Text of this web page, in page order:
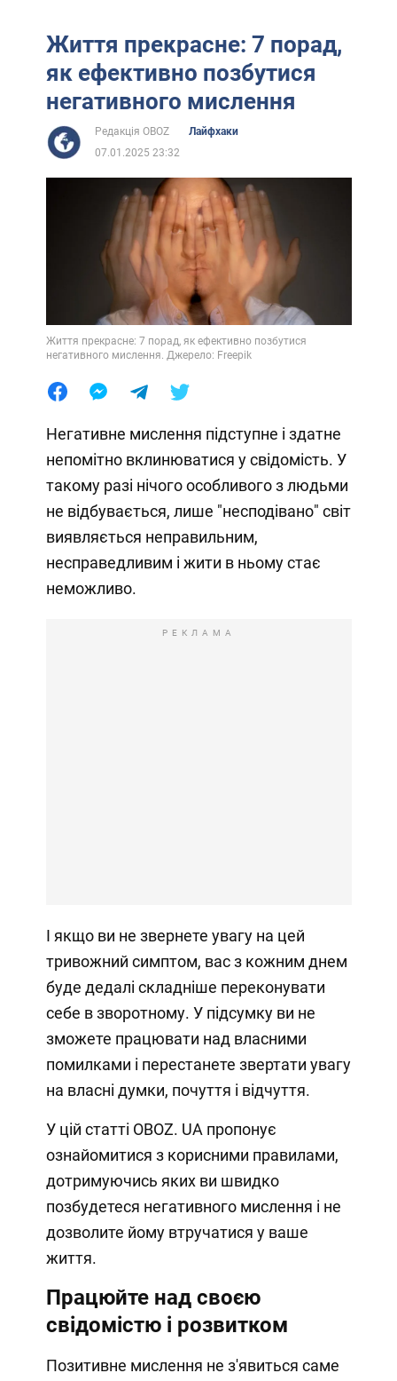
Життя прекрасне: 7 порад,
як ефективно позбутися
негативного мислення
Редакція OBOZ
Лайфхаки
07.01.2025 23:32
Життя прекрасне: 7 порад, як ефективно позбутися
негативного мислення. Джерело: Freepik
Негативне мислення підступне і здатне
непомітно вклинюватися у свідомість. У
такому разі нічого особливого з людьми
не відбувається, лише "несподівано" світ
виявляється неправильним,
несправедливим і жити в ньому стає
неможливо.
РЕКЛАМА
І якщо ви не звернете увагу на цей
тривожний симптом, вас з кожним днем
буде дедалі складніше переконувати
себе в зворотному. У підсумку ви не
зможете працювати над власними
помилками і перестанете звертати увагу
на власні думки, почуття і відчуття.
У цій статті OBOZ. UA пропонує
ознайомитися з корисними правилами,
дотримуючись яких ви швидко
позбудетеся негативного мислення і не
дозволите йому втручатися у ваше
життя.
Працюйте над своєю
свідомістю і розвитком
Позитивне мислення не з'явиться саме